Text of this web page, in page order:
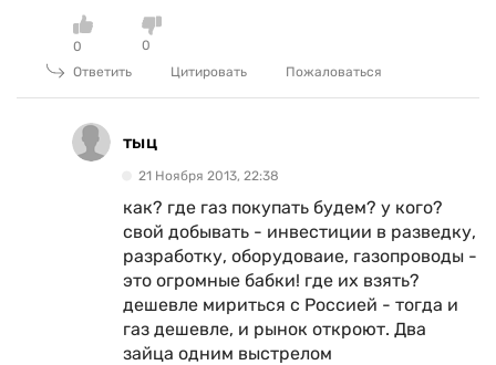
0
0
Ответить
Цитировать Пожаловаться
тыц
21 Ноября 2013, 22:38
как? где газ покупать будем? у кого?
свой добывать - инвестиции в разведку,
разработку, оборудоваие, газопроводы -
это огромные бабки! где их взять?
дешевле мириться с Россией - тогда и
газ дешевле, и рынок откроют. Два
зайца одним выстрелом